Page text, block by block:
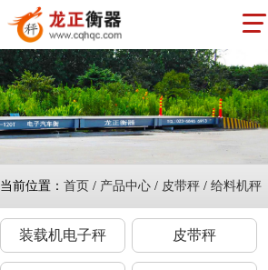
当前位置： 首页 / 产品中心 / 皮带秤 / 给料机秤
装载机电子秤 皮带秤